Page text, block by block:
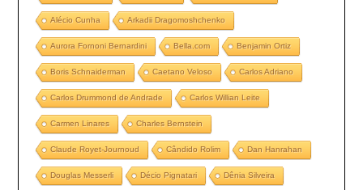
Alécio Cunha Arkadii Dragomoshchenko
Aurora Fornoni Bernardini Bella.com Benjamin Ortiz
Boris Schnaiderman Caetano Veloso Carlos Adriano
Carlos Drummond de Andrade Carlos Willian Leite
Carmen Linares Charles Bernstein
Claude Royet-Journoud Cândido Rolim Dan Hanrahan
Douglas Messerli Décio Pignatari Dênia Silveira